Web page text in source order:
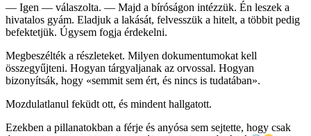
— Igen — válaszolta. — Majd a bíróságon intézzük. Én leszek a
hivatalos gyám. Eladjuk a lakását, felvesszük a hitelt, a többit pedig
befektetjük. Úgysem fogja érdekelni.
Megbeszélték a részleteket. Milyen dokumentumokat kell
összegyűjteni. Hogyan tárgyaljanak az orvossal. Hogyan
bizonyítsák, hogy «semmit sem ért, és nincs is tudatában».
Mozdulatlanul feküdt ott, és mindent hallgatott.
Ezekben a pillanatokban a férje és anyósa sem sejtette, hogy csak